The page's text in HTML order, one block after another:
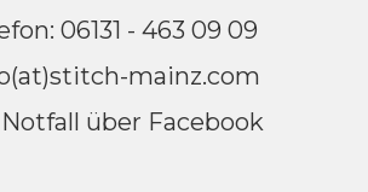
06131 - 463 09 09
mainz.com
über Facebook